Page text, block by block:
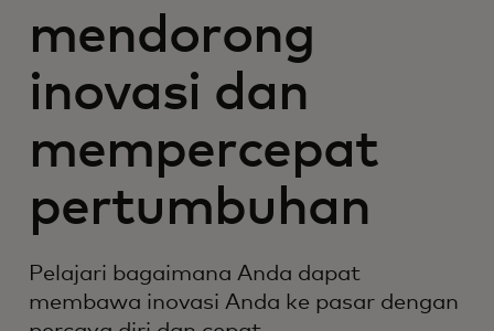
mendorong
inovasi dan
mempercepat
pertumbuhan
Pelajari bagaimana Anda dapat
membawa inovasi Anda ke pasar dengan